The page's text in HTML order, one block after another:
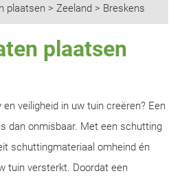
plaatsen > Zeeland > Breskens
plaatsen
veiligheid in uw tuin creëren? Een
dan onmisbaar. Met een schutting
schuttingmateriaal omheind én
tuin versterkt. Doordat een